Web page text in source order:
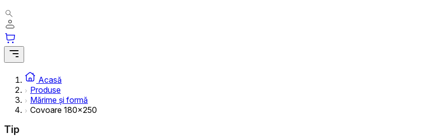
Acasă
Produse
Mărime și formă
Covoare 180x250
Tip